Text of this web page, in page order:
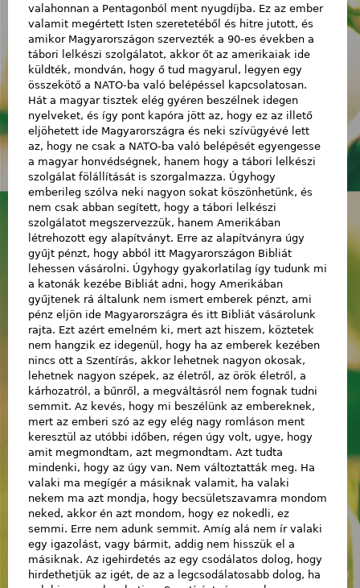
valahonnan a Pentagonból ment nyugdíjba. Ez az ember
valamit megértett Isten szeretetéből és hitre jutott, és
amikor Magyarországon szervezték a 90-es években a
tábori lelkészi szolgálatot, akkor őt az amerikaiak ide
küldték, mondván, hogy ő tud magyarul, legyen egy
összekötő a NATO-ba való belépéssel kapcsolatosan.
Hát a magyar tisztek elég gyéren beszélnek idegen
nyelveket, és így pont kapóra jött az, hogy ez az illető
eljöhetett ide Magyarországra és neki szívügyévé lett
az, hogy ne csak a NATO-ba való belépését egyengesse
a magyar honvédségnek, hanem hogy a tábori lelkészi
szolgálat fölállítását is szorgalmazza. Úgyhogy
emberileg szólva neki nagyon sokat köszönhetünk, és
nem csak abban segített, hogy a tábori lelkészi
szolgálatot megszervezzük, hanem Amerikában
létrehozott egy alapítványt. Erre az alapítványra úgy
gyűjt pénzt, hogy abból itt Magyarországon Bibliát
lehessen vásárolni. Úgyhogy gyakorlatilag így tudunk mi
a katonák kezébe Bibliát adni, hogy Amerikában
gyűjtenek rá általunk nem ismert emberek pénzt, ami
pénz eljön ide Magyarországra és itt Bibliát vásárolunk
rajta. Ezt azért emelném ki, mert azt hiszem, köztetek
nem hangzik ez idegenül, hogy ha az emberek kezében
nincs ott a Szentírás, akkor lehetnek nagyon okosak,
lehetnek nagyon szépek, az életről, az örök életről, a
kárhozatról, a bűnről, a megváltásról nem fognak tudni
semmit. Az kevés, hogy mi beszélünk az embereknek,
mert az emberi szó az egy elég nagy romláson ment
keresztül az utóbbi időben, régen úgy volt, ugye, hogy
amit megmondtam, azt megmondtam. Azt tudta
mindenki, hogy az úgy van. Nem változtatták meg. Ha
valaki ma megígér a másiknak valamit, ha valaki
nekem ma azt mondja, hogy becsületszavamra mondom
neked, akkor én azt mondom, hogy ez nokedli, ez
semmi. Erre nem adunk semmit. Amíg alá nem ír valaki
egy igazolást, vagy bármit, addig nem hisszük el a
másiknak. Az igehirdetés az egy csodálatos dolog, hogy
hirdethetjük az igét, de az a legcsodálatosabb dolog, ha